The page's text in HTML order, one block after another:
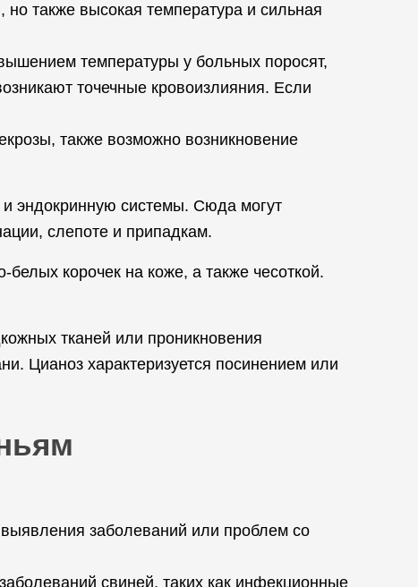
также высокая температура и сильная
температуры у больных поросят,
точечные кровоизлияния. Если
также возможно возникновение
эндокринную системы. Сюда могут
слепоте и припадкам.
корочек на коже, а также чесоткой.
тканей или проникновения
Цианоз характеризуется посинением или
заболеваний или проблем со
свиней, таких как инфекционные